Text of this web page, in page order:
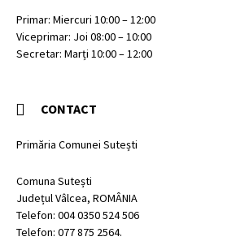
Primar: Miercuri 10:00 – 12:00
Viceprimar: Joi 08:00 – 10:00
Secretar: Marți 10:00 – 12:00
CONTACT
Primăria Comunei Sutești
Comuna Sutești
Județul Vâlcea, ROMÂNIA
Telefon: 004 0350 524 506
Telefon: 077 875 2564.